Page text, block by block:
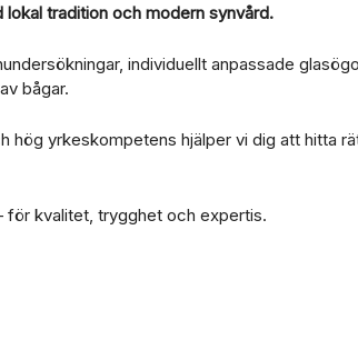
lokal tradition och modern synvård.
individuellt anpassade
bågar.
hög yrkeskompetens hjälper vi dig att hitta
för kvalitet, trygghet och expertis.